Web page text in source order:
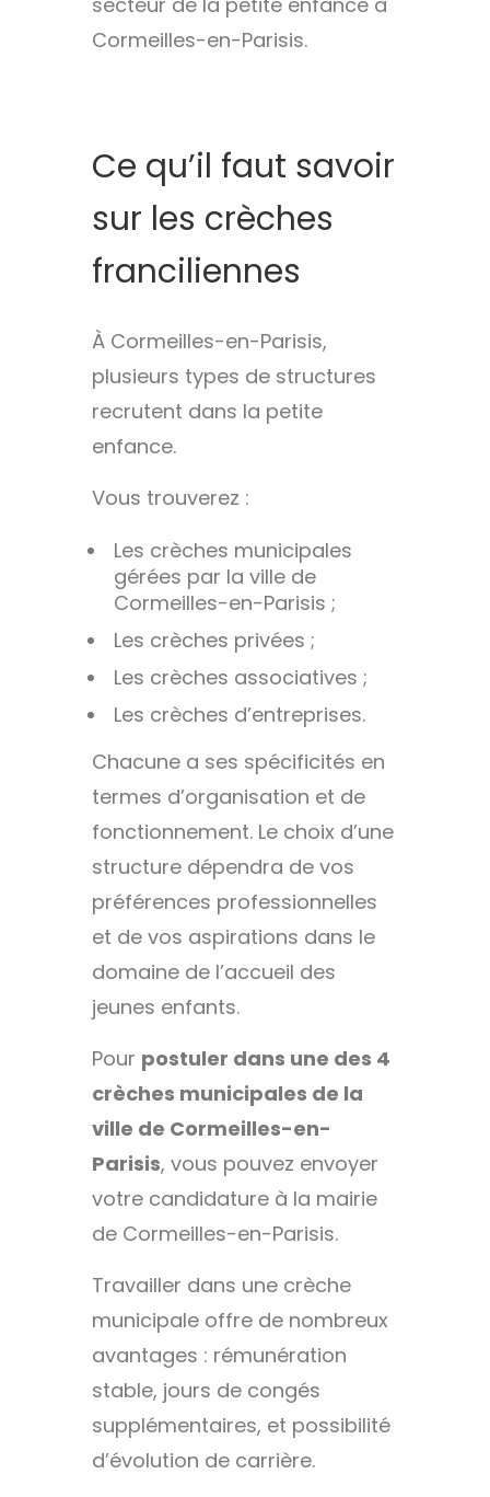
Cormeilles-en-Parisis.
Ce qu’il faut savoir
sur les crèches
franciliennes
À Cormeilles-en-Parisis,
plusieurs types de structures
recrutent dans la petite
enfance.
Vous trouverez :
Les crèches municipales
gérées par la ville de
Cormeilles-en-Parisis ;
Les crèches privées ;
Les crèches associatives ;
Les crèches d’entreprises.
Chacune a ses spécificités en
termes d’organisation et de
fonctionnement. Le choix d’une
structure dépendra de vos
préférences professionnelles
et de vos aspirations dans le
domaine de l’accueil des
jeunes enfants.
Pour postuler dans une des 4
crèches municipales de la
ville de Cormeilles-en-
Parisis, vous pouvez envoyer
votre candidature à la mairie
de Cormeilles-en-Parisis.
Travailler dans une crèche
municipale offre de nombreux
avantages : rémunération
stable, jours de congés
supplémentaires, et possibilité
d’évolution de carrière.